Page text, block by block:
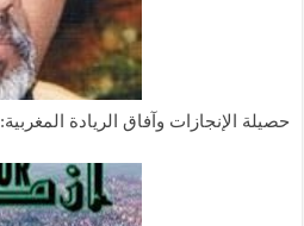
حصيلة الإنجازات وآفاق الريادة المغربية: